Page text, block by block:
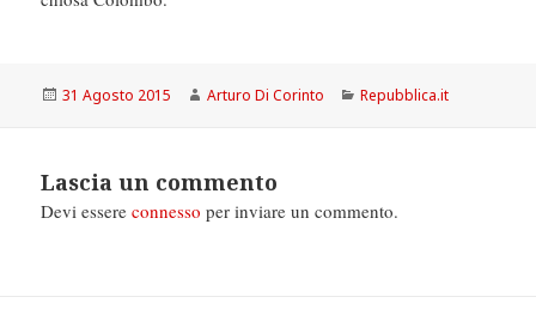
Scritto
31 Agosto 2015 Autore
Arturo Di Corinto Categorie
Repubblica.it
Lascia un commento
Devi essereconnesso per inviare un commento.